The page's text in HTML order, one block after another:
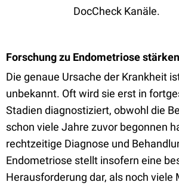
DocCheck Kanäle.
Forschung zu Endometriose stärken
Die genaue Ursache der Krankheit
unbekannt. Oft wird sie erst in
Stadien diagnostiziert, obwohl die
schon viele Jahre zuvor begonnen
rechtzeitige Diagnose und
Endometriose stellt insofern eine
Herausforderung dar, als noch viele